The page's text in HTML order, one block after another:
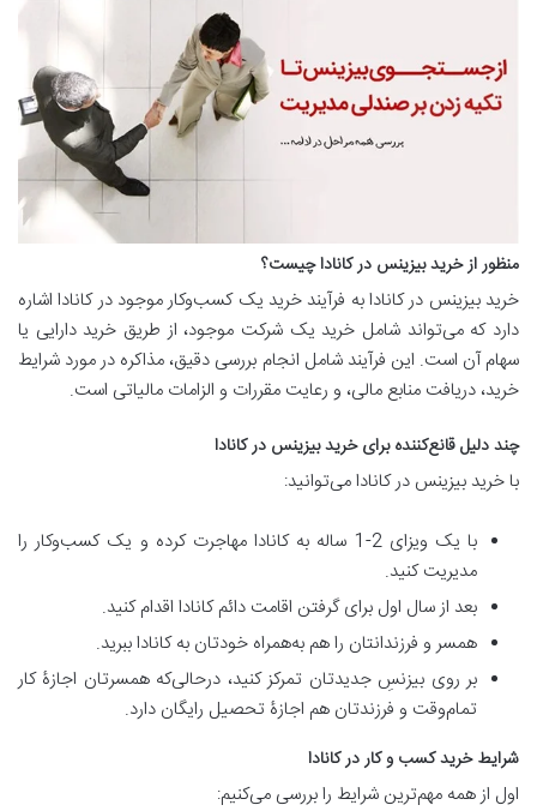
منظور از خرید بیزینس در کانادا چیست؟
خرید بیزینس در کانادا به فرآیند خرید یک کسب‌وکار موجود در کانادا اشاره
دارد که می‌تواند شامل خرید یک شرکت موجود، از طریق خرید دارایی یا
سهام آن است. این فرآیند شامل انجام بررسی دقیق، مذاکره در مورد شرایط
خرید، دریافت منابع مالی، و رعایت مقررات و الزامات مالیاتی است.
چند دلیل قانع‌کننده برای خرید بیزینس در کانادا
با خرید بیزینس در کانادا می‌توانید:
با یک ویزای 2-1 ساله به کانادا مهاجرت کرده و یک کسب‌وکار را
مدیریت کنید.
بعد از سال اول برای گرفتن اقامت دائم کانادا اقدام کنید.
همسر و فرزندانتان را هم به‌همراه خودتان به کانادا ببرید.
بر روی بیزنسِ جدیدتان تمرکز کنید، درحالی‌که همسرتان اجازۀ کار
تمام‌وقت و فرزندتان هم اجازۀ تحصیل رایگان دارد.
شرایط خرید کسب و کار در کانادا
اول از همه مهم‌ترین شرایط را بررسی می‌کنیم: